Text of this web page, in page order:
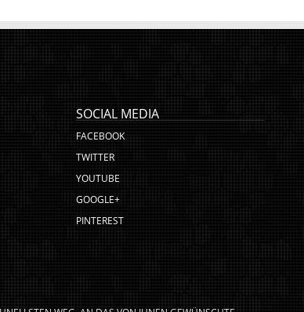
SOCIAL MEDIA
FACEBOOK
TWITTER
YOUTUBE
GOOGLE+
PINTEREST